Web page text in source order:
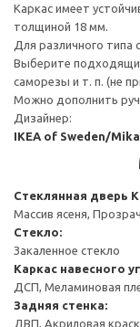
Каркас имеет
толщиной 18 мм.
Для различного типа
Выберите
саморезы и т. п. (не
Можно дополнить
Дизайнер:
IKEA of Sweden/
Стеклянная дверь
Массив ясеня,
Стекло:
Закаленное стекло
Каркас навесного
ДСП, Меламиновая
Задняя стенка:
ДВП, Акриловая